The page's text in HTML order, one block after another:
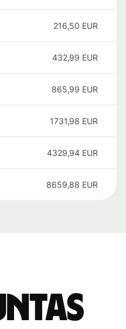
216,50 EUR
432,99 EUR
865,99 EUR
1731,98 EUR
4329,94 EUR
8659,88 EUR